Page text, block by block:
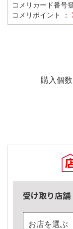
コメリカード番号
コメリポイント ：
購入個数
受け取り店舗
お店を選ぶ